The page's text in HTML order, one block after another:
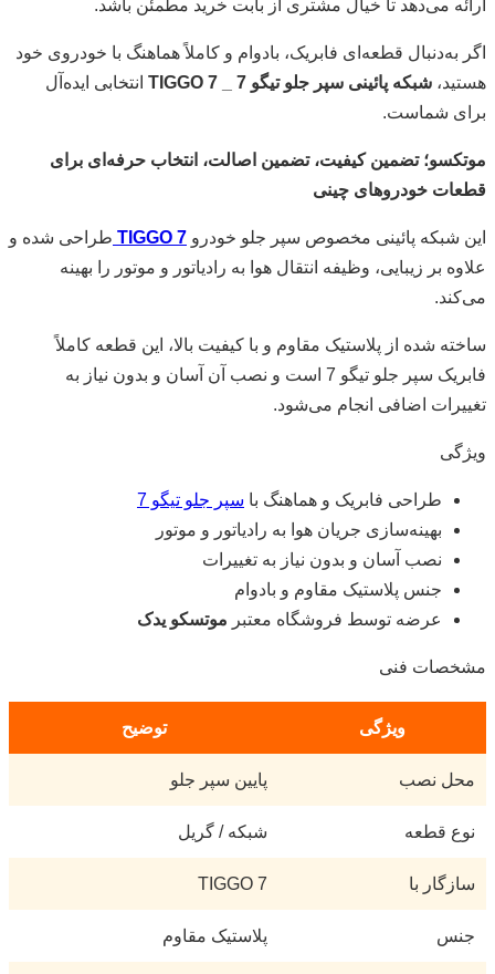
ارائه می‌دهد تا خیال مشتری از بابت خرید مطمئن باشد.
اگر به‌دنبال قطعه‌ای فابریک، بادوام و کاملاً هماهنگ با خودروی خود
هستید، شبکه پائینی سپر جلو تیگو 7 _ TIGGO 7
انتخابی ایده‌آل
برای شماست.
موتکسو؛ تضمین کیفیت، تضمین اصالت، انتخاب حرفه‌ای برای
قطعات خودروهای چینی
این شبکه پائینی مخصوص سپر جلو خودرو TIGGO 7 طراحی شده و
علاوه بر زیبایی، وظیفه انتقال هوا به رادیاتور و موتور را بهینه
می‌کند.
ساخته شده از پلاستیک مقاوم و با کیفیت بالا، این قطعه کاملاً
فابریک سپر جلو تیگو 7 است و نصب آن آسان و بدون نیاز به
تغییرات اضافی انجام می‌شود.
ویژگی
طراحی فابریک و هماهنگ با سپر جلو تیگو 7
بهینه‌سازی جریان هوا به رادیاتور و موتور
نصب آسان و بدون نیاز به تغییرات
جنس پلاستیک مقاوم و بادوام
عرضه توسط فروشگاه معتبر موتسکو یدک
مشخصات فنی
ویژگی توضیح
محل نصب پایین سپر جلو
نوع قطعه شبکه / گریل
سازگار با TIGGO 7
جنس پلاستیک مقاوم